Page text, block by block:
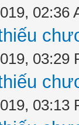
02:36
03:29
03:13